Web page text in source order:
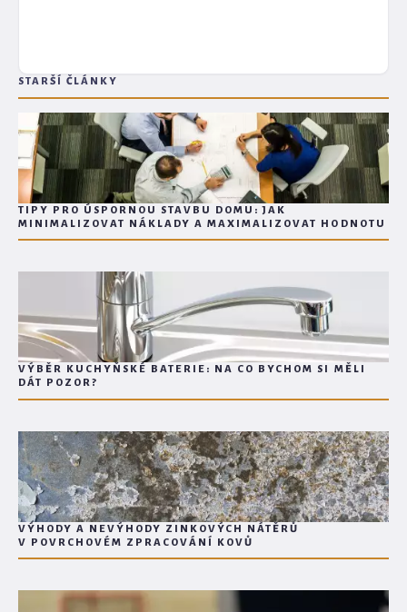
STARŠÍ ČLÁNKY
TIPY PRO ÚSPORNOU STAVBU DOMU: JAK
MINIMALIZOVAT NÁKLADY A MAXIMALIZOVAT HODNOTU
VÝBĚR KUCHYŇSKÉ BATERIE: NA CO BYCHOM SI MĚLI
DÁT POZOR?
VÝHODY A NEVÝHODY ZINKOVÝCH NÁTĚRŮ
V POVRCHOVÉM ZPRACOVÁNÍ KOVŮ